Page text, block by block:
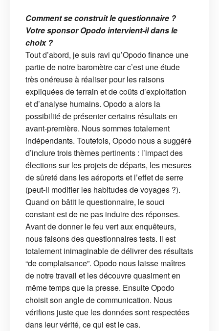
Comment se construit le questionnaire ?
Votre sponsor Opodo intervient-il dans le
choix ?
Tout d’abord, je suis ravi qu’Opodo finance une
partie de notre baromètre car c’est une étude
très onéreuse à réaliser pour les raisons
expliquées de terrain et de coûts d’exploitation
et d’analyse humains. Opodo a alors la
possibilité de présenter certains résultats en
avant-première. Nous sommes totalement
indépendants. Toutefois, Opodo nous a suggéré
d’inclure trois thèmes pertinents : l’impact des
élections sur les projets de départs, les mesures
de sûreté dans les aéroports et l’effet de serre
(peut-il modifier les habitudes de voyages ?).
Quand on bâtit le questionnaire, le souci
constant est de ne pas induire des réponses.
Avant de donner le feu vert aux enquêteurs,
nous faisons des questionnaires tests. Il est
totalement inimaginable de délivrer des résultats
“de complaisance”. Opodo nous laisse maîtres
de notre travail et les découvre quasiment en
même temps que la presse. Ensuite Opodo
choisit son angle de communication. Nous
vérifions juste que les données sont respectées
dans leur vérité, ce qui est le cas.